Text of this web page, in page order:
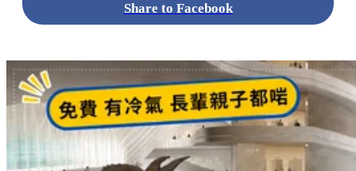
Share to Facebook